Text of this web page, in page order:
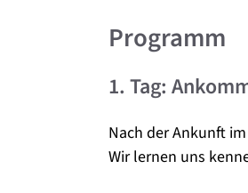
Programm
1. Tag:
Nach der Ankunft
Wir lernen uns